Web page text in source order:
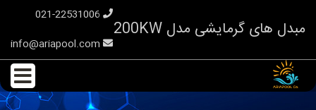
مبدل های گرمایشی مدل 200KW